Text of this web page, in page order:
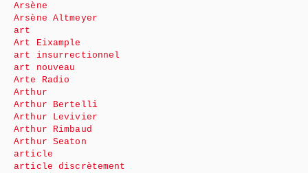
Arsène
Arsène Altmeyer
art
Art Eixample
art insurrectionnel
art nouveau
Arte Radio
Arthur
Arthur Bertelli
Arthur Levivier
Arthur Rimbaud
Arthur Seaton
article
article discrètement